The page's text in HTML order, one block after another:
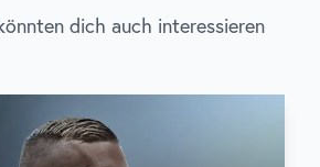
dich auch interessieren